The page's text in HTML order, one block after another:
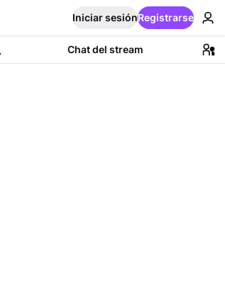
Iniciar sesiónRegistrarse
Chat del stream